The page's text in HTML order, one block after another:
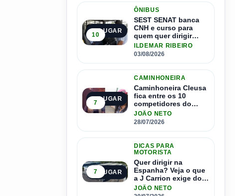
3º LUGAR
10
ÔNIBUS
SEST SENAT banca
CNH e curso para
quem quer dirigir
ônibus
ILDEMAR RIBEIRO
03/08/2026
4º LUGAR
7
CAMINHONEIRA
Caminhoneira Cleusa
fica entre os 10
competidores do
Master Driver Brasil
JOÃO NETO
28/07/2026
5º LUGAR
7
DICAS PARA
MOTORISTA
Quer dirigir na
Espanha? Veja o que
a J Carrion exige dos
brasileiros
JOÃO NETO